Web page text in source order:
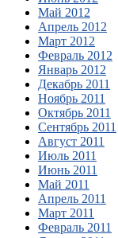
Май 2012
Апрель 2012
Март 2012
Февраль 2012
Январь 2012
Декабрь 2011
Ноябрь 2011
Октябрь 2011
Сентябрь 2011
Август 2011
Июль 2011
Июнь 2011
Май 2011
Апрель 2011
Март 2011
Февраль 2011